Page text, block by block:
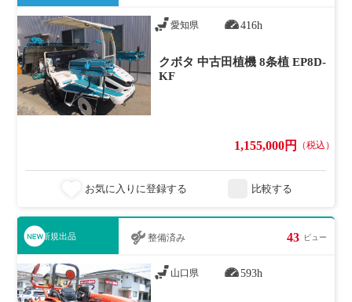
愛知県 416h
クボタ 中古田植機 8条植 EP8D-
KF
1,155,000円 （税込）
お気に入りに登録する 比較する
新規出品 整備済み 43 ビュー
山口県 593h